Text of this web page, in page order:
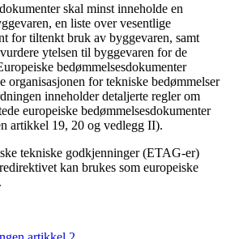
skal minst inneholde en
en liste over vesentlige
for tiltenkt bruk av byggevaren, samt
ytelsen til byggevaren for de
bedømmelsesdokumenter
organisasjonen for tekniske bedømmelser
inneholder detaljerte regler om
europeiske bedømmelsesdokumenter
artikkel 19, 20 og vedlegg II).
tekniske godkjenninger (ETAG-er)
kan brukes som europeiske